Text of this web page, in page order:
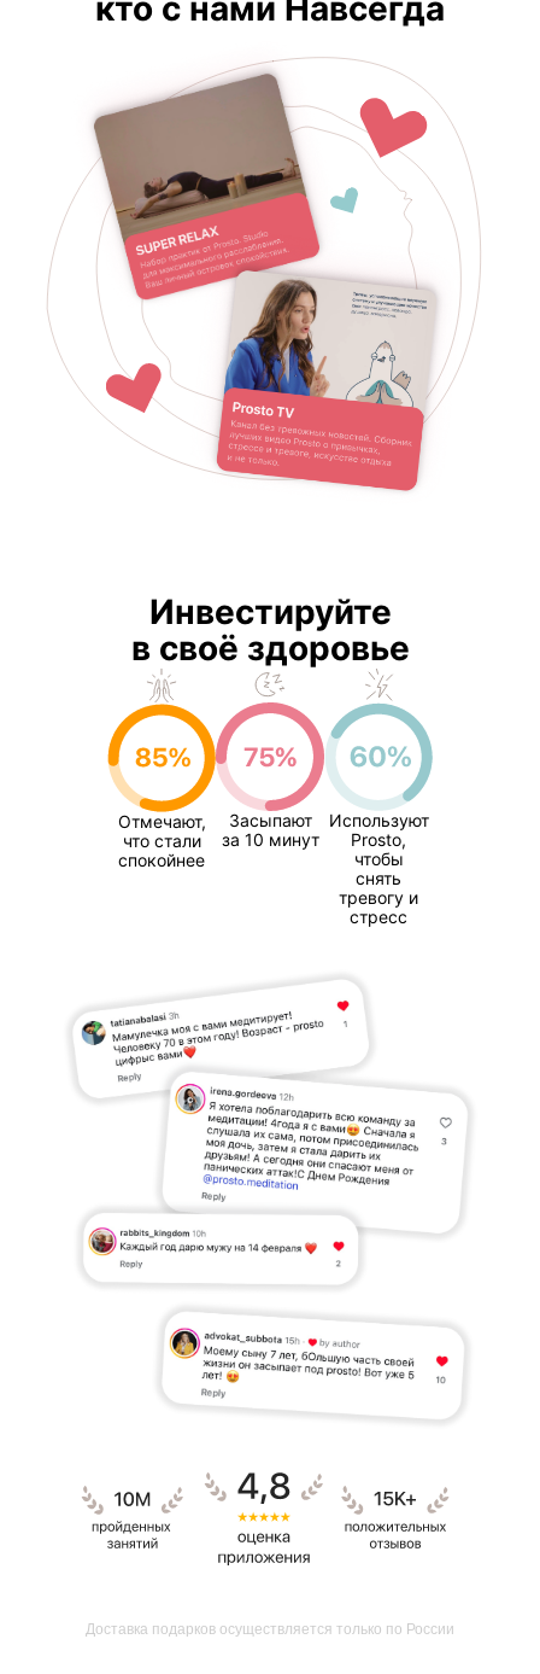
кто с нами Навсегда
Инвестируйте
в своё здоровье
Отмечают,
что стали
спокойнее
Засыпают
за 10 минут
Используют
Prosto,
чтобы
снять
тревогу и
стресс
Доставка подарков осуществляется только по России